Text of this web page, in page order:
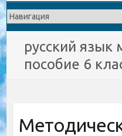
русский язык
пособие 6